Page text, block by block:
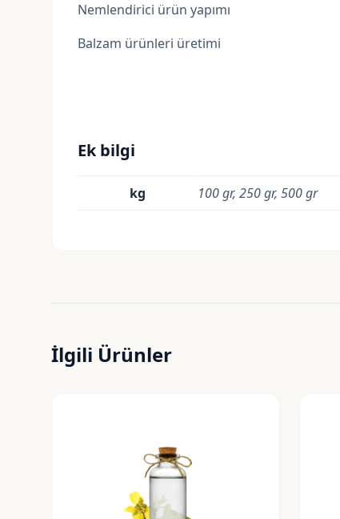
Nemlendirici ürün yapımı
Balzam ürünleri üretimi
Ek bilgi
kg 100 gr, 250 gr, 500 gr
İlgili Ürünler